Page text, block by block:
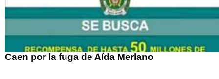
Caen por la fuga de Aída Merlano